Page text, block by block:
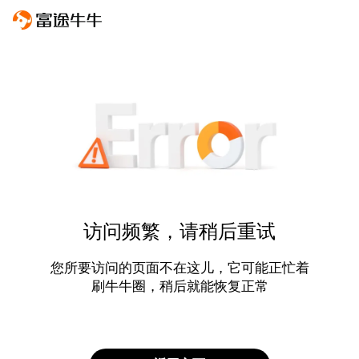
访问频繁，请稍后重试
您所要访问的页面不在这儿，它可能正忙着
刷牛牛圈，稍后就能恢复正常